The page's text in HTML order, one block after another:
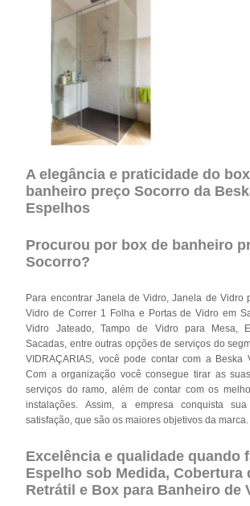
A elegância e praticidade do
banheiro preço Socorro da
Espelhos
Procurou por box de banheiro
Socorro?
Para encontrar Janela de Vidro, Janela de Vidro
Vidro de Correr 1 Folha e Portas de Vidro em
Vidro Jateado, Tampo de Vidro para Mesa,
Sacadas, entre outras opções de serviços do
VIDRAÇARIAS, você pode contar com a Beska
Com a organização você consegue tirar as
serviços do ramo, além de contar com os
instalações. Assim, a empresa conquista
satisfação, que são os maiores objetivos da marca.
Excelência e qualidade quando
Espelho sob Medida, Cobertura
Retrátil e Box para Banheiro de